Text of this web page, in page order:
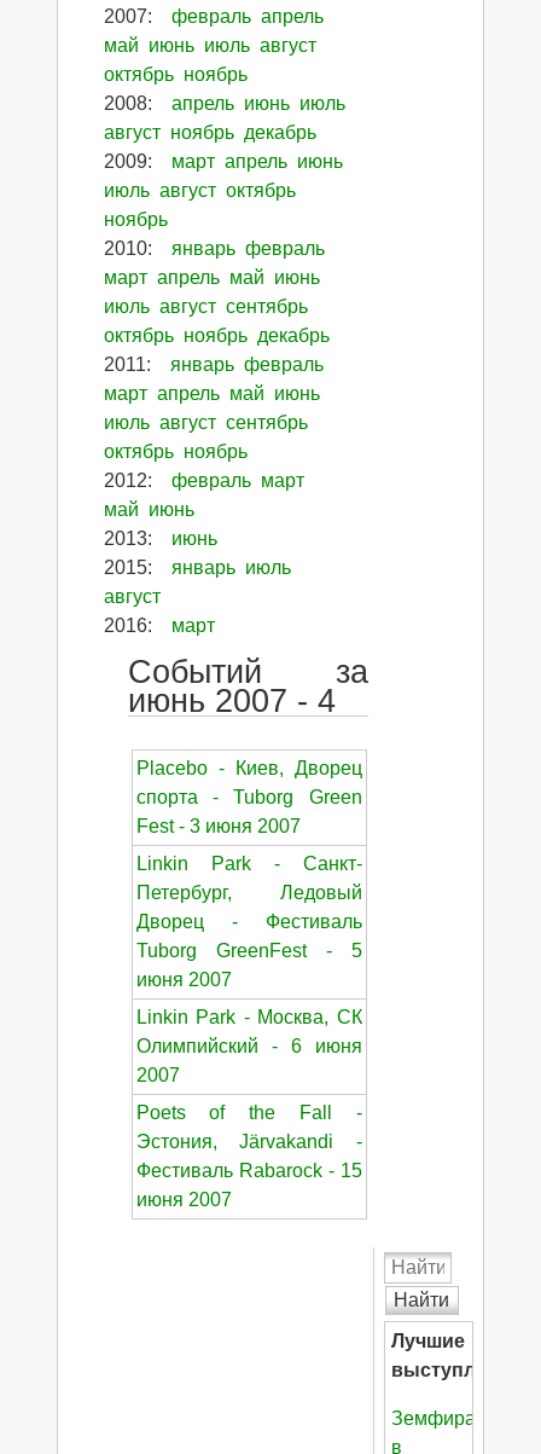
2007: февраль апрель
май июнь июль август
октябрь ноябрь
2008: апрель июнь июль
август ноябрь декабрь
2009: март апрель июнь
июль август октябрь
ноябрь
2010: январь февраль
март апрель май июнь
июль август сентябрь
октябрь ноябрь декабрь
2011: январь февраль
март апрель май июнь
июль август сентябрь
октябрь ноябрь
2012: февраль март
май июнь
2013:
июнь
2015: январь июль
август
2016: март
Событий за
июнь 2007 - 4
Placebo - Киев, Дворец
спорта - Tuborg Green
Fest - 3 июня 2007
Linkin Park - Санкт-
Петербург, Ледовый
Дворец - Фестиваль
Tuborg GreenFest - 5
июня 2007
Linkin Park - Москва, СК
Олимпийский - 6 июня
2007
Poets of the Fall -
Эстония, Järvakandi -
Фестиваль Rabarock - 15
июня 2007
Найти
Лучшие
выступления:
Земфира
в